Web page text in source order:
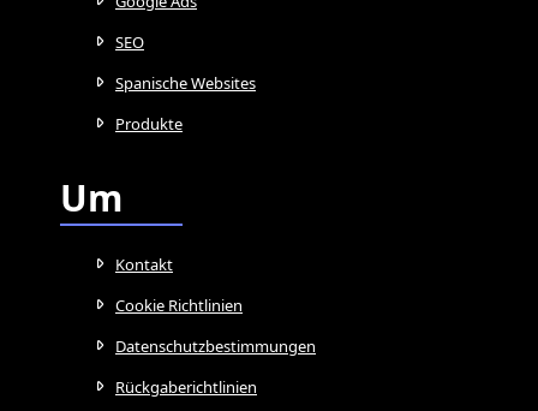
SEO
Spanische Websites
Produkte
Um
Kontakt
Cookie Richtlinien
Datenschutzbestimmungen
Rückgaberichtlinien